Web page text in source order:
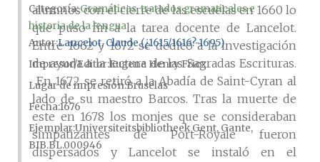
alumnos con el cierre de las escuelas en 1660 lo
que puso fin a la tarea docente de Lancelot.
Entre 1662 y 1672 se dedicó a la investigación
de ayuda a la lectura de las Sagradas Escrituras.
En 1672 se retiró a la Abadía de Saint-Cyran al
lado de su maestro Barcos. Tras la muerte de
este en 1678 los monjes que se consideraban
simpatizantes de Port-Royale fueron
dispersados y Lancelot se instaló en el
Categoría:Gramáticas, tratados gramaticales e
historia de la lengua
AutorLancelot, Claude (¿1615/1616?-1695)
Impresor/Editor Eugene Henry Fricx
Lugar de impresiónBruselas
Fecha1676
Ejemplar Universiteitsbibliotheek Gent, Gante,
BIB.BL.000946